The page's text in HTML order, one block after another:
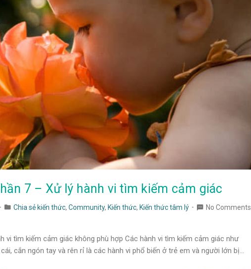
7 – Xử lý hành vi tìm kiếm cảm giác
Chia sẻ kiến thức, Community, Kiến thức, Kiến thức tâm lý No Comments
vi tìm kiếm cảm giác không phù hợp Các hành vi tìm kiếm cảm giác như
cắn ngón tay và rên rỉ là các hành vi phổ biến ở trẻ em và người lớn bị…